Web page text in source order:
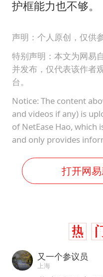
护框能力也不够。
声明：个人原创，仅供
特别声明：本文为网易
并发布，仅代表该作者
台。
Notice: The content
and videos if any) is
of NetEase Hao, which
and only provides
打开网
又一个参议员
上海